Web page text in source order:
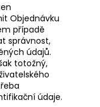
Objednávku
případě
správnost,
údajů.
totožný,
údaje.